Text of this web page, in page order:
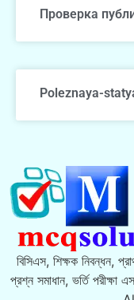
Проверка
Poleznaya-
বিসিএস, শিক্ষক নিবন্ধন,
প্রশ্ন সমাধান, ভর্তি পরীক্ষা